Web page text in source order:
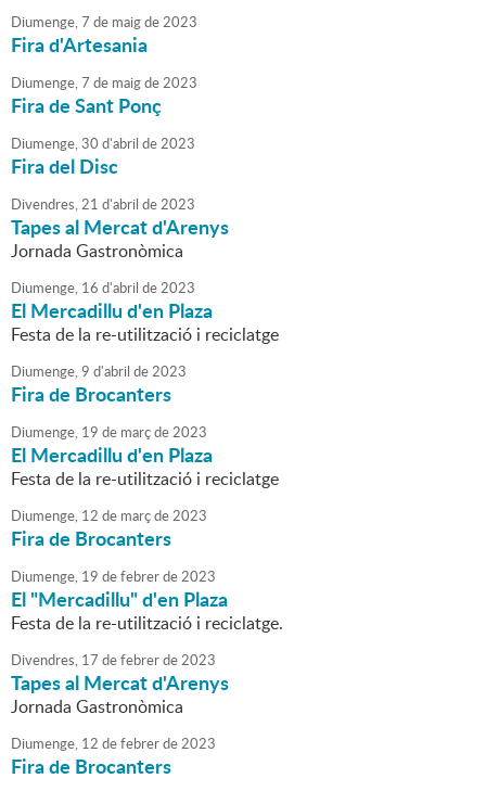
Diumenge,7 de maigde2023
Fira d'Artesania
Diumenge,7 de maigde2023
Fira de Sant Ponç
Diumenge,30 d'abril de2023
Fira del Disc
Divendres,21 d'abril de2023
Tapes al Mercat d'Arenys
Jornada Gastronòmica
Diumenge, 16 d'abril de2023
El Mercadillu d'en Plaza
Festa de la re-utilització i reciclatge
Diumenge,9 d'abril de2023
Fira de Brocanters
Diumenge, 19 de marçde2023
El Mercadillu d'en Plaza
Festa de la re-utilització i reciclatge
Diumenge, 12 de marçde2023
Fira de Brocanters
Diumenge, 19 defebrerde2023
El "Mercadillu" d'en Plaza
Festa de la re-utilització i reciclatge.
Divendres, 17 defebrerde2023
Tapes al Mercat d'Arenys
Jornada Gastronòmica
Diumenge, 12 defebrerde2023
Fira de Brocanters